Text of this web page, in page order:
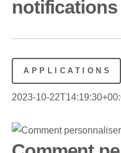
APPLICATIONS
2023-10-